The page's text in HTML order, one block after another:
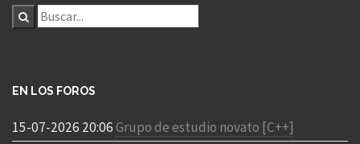
EN LOS FOROS
15-07-2026 20:06Grupo de estudio novato [C++]